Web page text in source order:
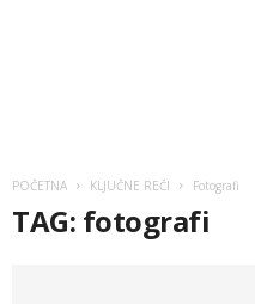
POČETNA KLJUČNE REČI Fotografi
TAG: fotografi